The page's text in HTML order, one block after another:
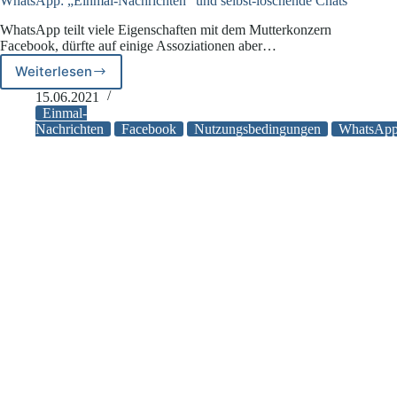
WhatsApp teilt viele Eigenschaften mit dem Mutterkonzern
Facebook, dürfte auf einige Assoziationen aber…
WeiterlesenWhatsApp:
„Einmal-
Nachrichten“
und
15.06.2021
Einmal-
Nachrichten
Facebook Nutzungsbedingungen